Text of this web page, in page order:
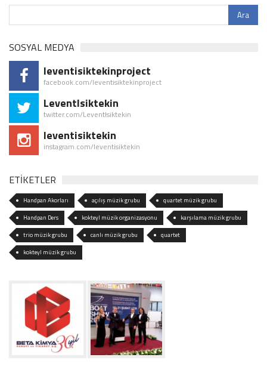
SOSYAL MEDYA
leventisiktekinproject
facebook.com/leventisiktekinproject
LeventIsiktekin
twitter.com/LeventIsiktekin
leventisiktekin
instagram.com/leventisiktekin
ETİKETLER
Handpan Akorları açılış müzik grubu
quartet müzik grubu
Handpan Ders
kokteyl müzik organizasyonu
karşılama müzik grubu
trio müzik grubu
canlı müzik grubu
quartet
kokteyl müzik grubu